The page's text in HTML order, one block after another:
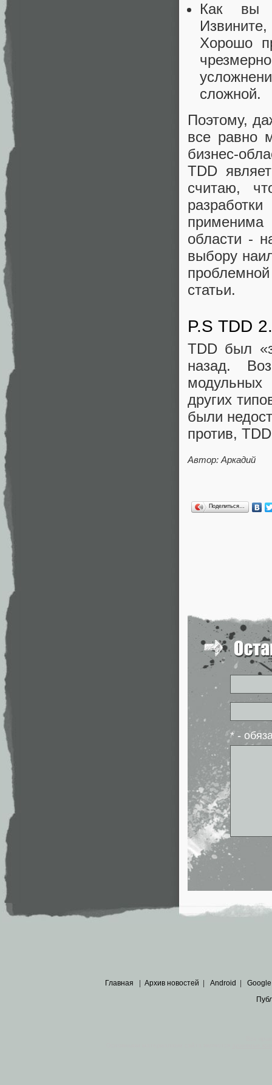
Как вы
Хорошо
сложной.
Поэтому,
все равно
бизнес-
TDD
считаю,
области -
выбору
статьи.
P.S TDD
TDD был
назад.
модульных
других
были
против,
Автор: Аркадий
Поделиться…
* -
Главная Архив новостей Android Google